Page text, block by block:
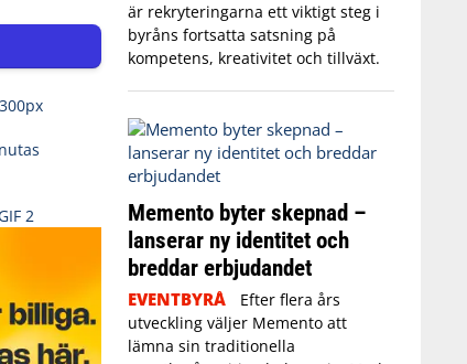
är rekryteringarna ett viktigt steg i
byråns fortsatta satsning på
kompetens, kreativitet och tillväxt.
Memento byter skepnad –
lanserar ny identitet och
breddar erbjudandet
EVENTBYRÅ
Efter flera års
utveckling väljer Memento att
lämna sin traditionella